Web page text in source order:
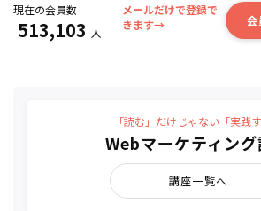
現在の会員数
513,103 人
メールだけで登録で
きます→
会
「読む」だけじゃない「実践す
Webマーケティン
講座一覧へ